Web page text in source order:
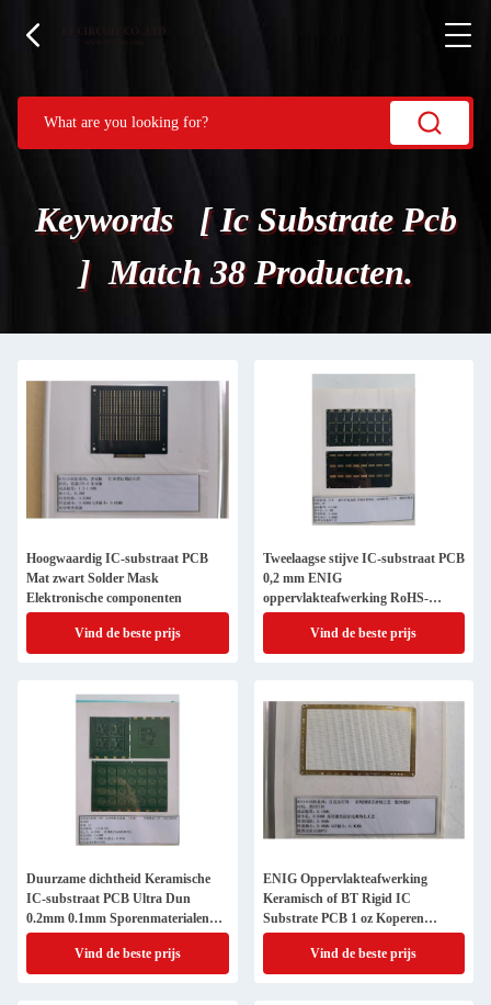
Keywords [ Ic Substrate Pcb
] Match 38 Producten.
Hoogwaardig IC-substraat PCB
Mat zwart Solder Mask
Elektronische componenten
Vind de beste prijs
Tweelaagse stijve IC-substraat PCB
0,2 mm ENIG
oppervlakteafwerking RoHS-
compliant
Vind de beste prijs
Duurzame dichtheid Keramische
IC-substraat PCB Ultra Dun
0.2mm 0.1mm Sporenmaterialen
BT
Vind de beste prijs
ENIG Oppervlakteafwerking
Keramisch of BT Rigid IC
Substrate PCB 1 oz Koperen
Gewicht
Vind de beste prijs